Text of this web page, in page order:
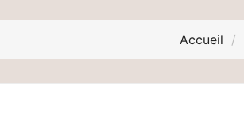
Accueil